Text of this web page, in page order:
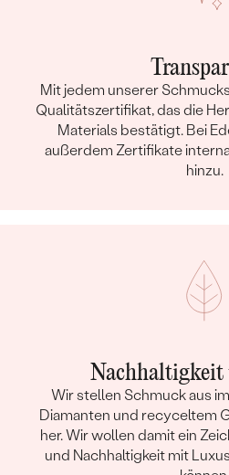
Mit jedem unserer
Qualitätszertifikat, das die
Materials bestätigt. Bei
außerdem Zertifikate
hinzu.
Wir stellen Schmuck aus
Diamanten und recyceltem
her. Wir wollen damit ein
und Nachhaltigkeit mit